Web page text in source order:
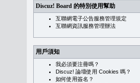
Discuz! Board 的特別使用幫助
互聯網電子公告服務管理規定
互聯網資訊服務管理辦法
用戶須知
我必須要注冊嗎？
Discuz! 論壇使用 Cookies 嗎？
如何使用簽名？